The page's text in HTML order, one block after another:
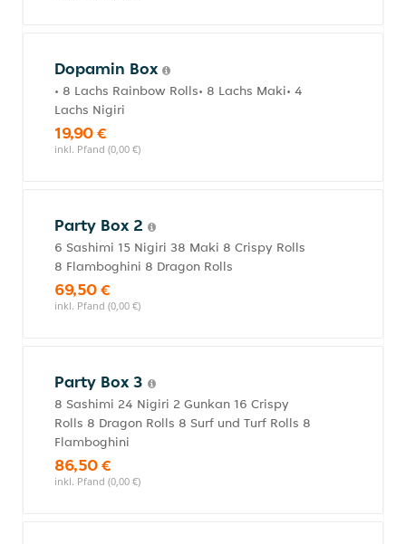
Dopamin Box
• 8 Lachs Rainbow Rolls• 8 Lachs Maki• 4
Lachs Nigiri
19,90 €
inkl. Pfand (0,00 €)
Party Box 2
6 Sashimi 15 Nigiri 38 Maki 8 Crispy Rolls
8 Flamboghini 8 Dragon Rolls
69,50 €
inkl. Pfand (0,00 €)
Party Box 3
8 Sashimi 24 Nigiri 2 Gunkan 16 Crispy
Rolls 8 Dragon Rolls 8 Surf und Turf Rolls 8
Flamboghini
86,50 €
inkl. Pfand (0,00 €)